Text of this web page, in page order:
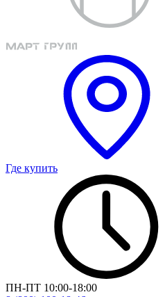
Где купить
ПН-ПТ 10:00-18:00